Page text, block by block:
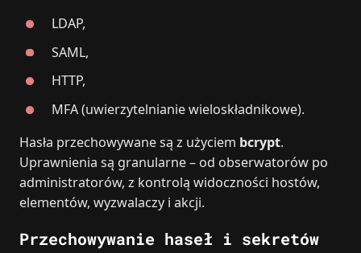
LDAP,
SAML,
HTTP,
MFA (uwierzytelnianie wieloskładnikowe).
Hasła przechowywane są z użyciem bcrypt.
Uprawnienia są granularne – od obserwatorów po
administratorów, z kontrolą widoczności hostów,
elementów, wyzwalaczy i akcji.
Przechowywanie haseł i sekretów